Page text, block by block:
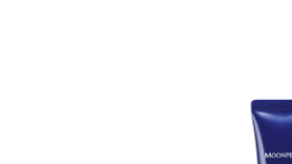
ト、
コール